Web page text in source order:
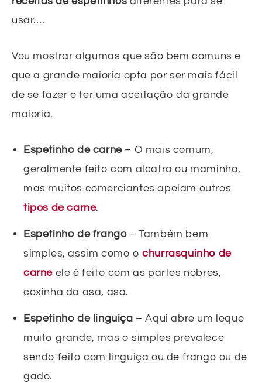
usar….
Vou mostrar algumas que são bem comuns e
que a grande maioria opta por ser mais fácil
de se fazer e ter uma aceitação da grande
maioria.
Espetinho de carne– O mais comum,
geralmente feito com alcatra ou maminha,
mas muitos comerciantes apelam outros
tipos de carne.
Espetinho de frango– Também bem
simples, assim como ochurrasquinho de
carne ele é feito com as partes nobres,
coxinha da asa, asa.
Espetinho de linguiça – Aqui abre um leque
muito grande, mas o simples prevalece
sendo feito com linguiça ou de frango ou de
gado.